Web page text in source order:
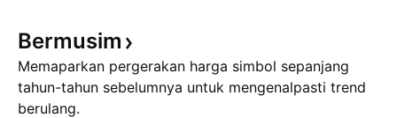
Bermusim
Memaparkan pergerakan harga simbol sepanjang
tahun-tahun sebelumnya untuk mengenalpasti trend
berulang.